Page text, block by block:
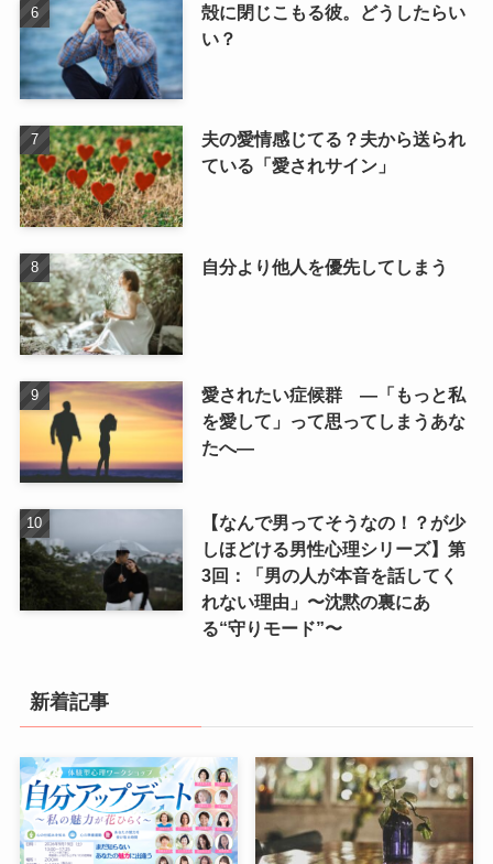
殻に閉じこもる彼。どうしたらい
い？
夫の愛情感じてる？夫から送られ
ている「愛されサイン」
自分より他人を優先してしまう
愛されたい症候群 ―「もっと私
を愛して」って思ってしまうあな
たへ―
【なんで男ってそうなの！？が少
しほどける男性心理シリーズ】第
3回：「男の人が本音を話してく
れない理由」〜沈黙の裏にあ
る“守りモード”〜
新着記事